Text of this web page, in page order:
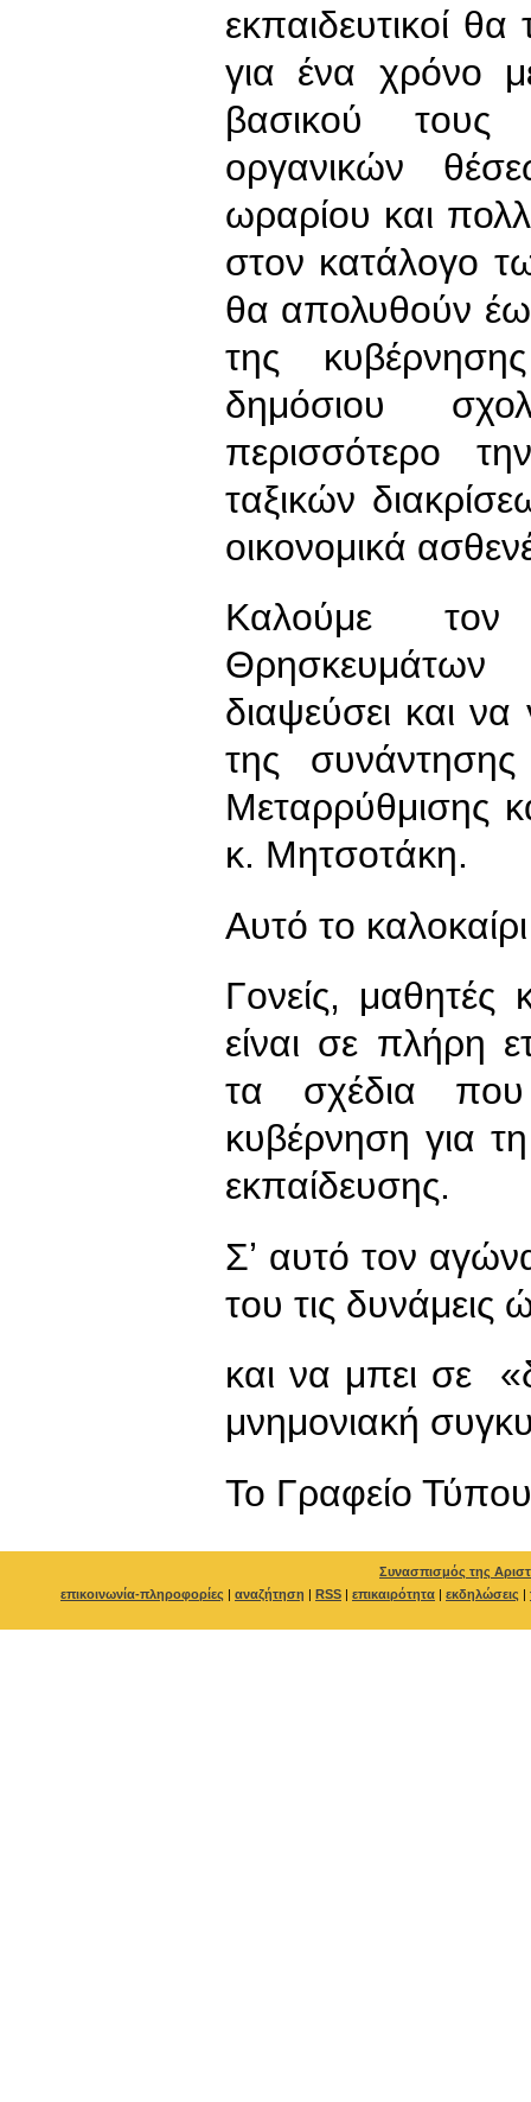
εκπαιδευτικοί
για ένα χρόνο
βασικού τους
οργανικών
ωραρίου και
στον κατάλογο
θα απολυθούν
της
δημόσιου
περισσότερο
ταξικών
οικονομικά
Καλούμε
διαψεύσει και
της
Μεταρρύθμισης
κ. Μητσοτάκη.
Αυτό το
Γονείς, μαθητές
είναι σε πλήρη
τα σχέδια που
κυβέρνηση για
εκπαίδευσης.
Σʼ αυτό τον
του τις δυνάμεις
και να μπει σε
μνημονιακή
To Γραφείο Τύπου
Συνασπισμός της
επικοινωνία-πληροφορίες | αναζήτηση | RSS | επικαιρότητα | εκδηλώσεις |